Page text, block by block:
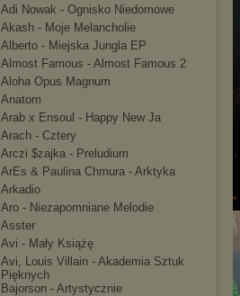
Adi Nowak - Ognisko Niedomowe
Akash - Moje Melancholie
Alberto - Miejska Jungla EP
Almost Famous - Almost Famous 2
Aloha Opus Magnum
Anatom
Arab x Ensoul - Happy New Ja
Arach - Cztery
Arczi $zajka - Preludium
ArEs & Paulina Chmura - Arktyka
Arkadio
Aro - Niezapomniane Melodie
Asster
Avi - Mały Książę
Avi, Louis Villain - Akademia Sztuk
Pięknych
Bajorson - Artystycznie